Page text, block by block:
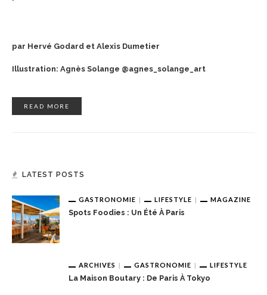
par Hervé Godard et Alexis Dumetier
Illustration: Agnès Solange @agnes_solange_art
READ MORE
LATEST POSTS
GASTRONOMIE LIFESTYLE MAGAZINE
Spots Foodies : Un Été À Paris
ARCHIVES GASTRONOMIE LIFESTYLE
La Maison Boutary : De Paris À Tokyo